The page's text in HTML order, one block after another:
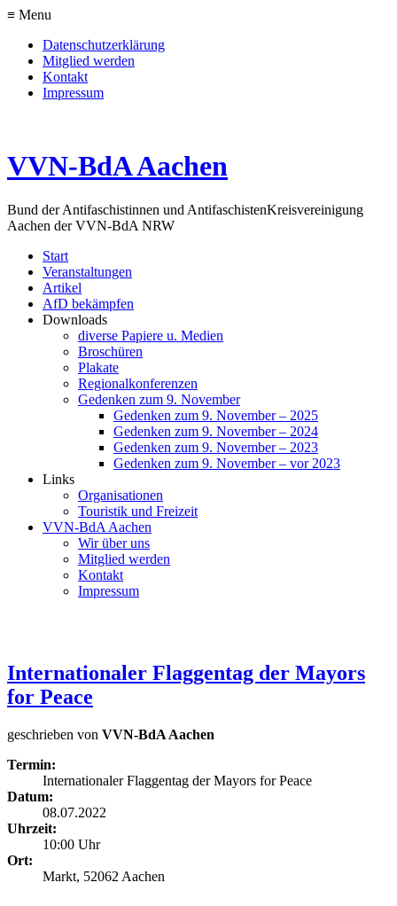
≡ Menu
Datenschutzerklärung
Mitglied werden
Kontakt
Impressum
VVN-BdA Aachen
Bund der Antifaschistinnen und AntifaschistenKreisvereinigung
Aachen der VVN-BdA NRW
Start
Veranstaltungen
Artikel
AfD bekämpfen
Downloads
diverse Papiere u. Medien
Broschüren
Plakate
Regionalkonferenzen
Gedenken zum 9. November
Gedenken zum 9. November – 2025
Gedenken zum 9. November – 2024
Gedenken zum 9. November – 2023
Gedenken zum 9. November – vor 2023
Links
Organisationen
Touristik und Freizeit
VVN-BdA Aachen
Wir über uns
Mitglied werden
Kontakt
Impressum
Internationaler Flaggentag der Mayors
for Peace
geschrieben von VVN-BdA Aachen
Termin:
Internationaler Flaggentag der Mayors for Peace
Datum:
08.07.2022
Uhrzeit:
10:00 Uhr
Ort:
Markt, 52062 Aachen